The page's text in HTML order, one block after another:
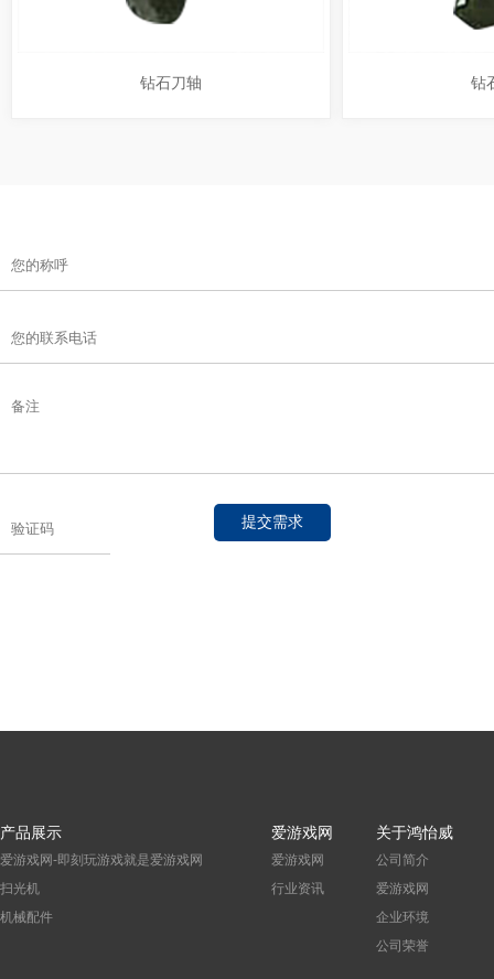
钻石刀轴 钻
提交需求
产品展示
爱游戏网-即刻玩游戏就是爱游戏网
扫光机
机械配件
爱游戏网
爱游戏网
行业资讯
关于鸿怡威
公司简介
爱游戏网
企业环境
公司荣誉